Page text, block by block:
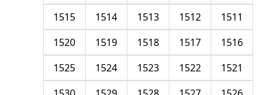
1511
1512
1513
1514
1515
1516
1517
1518
1519
1520
1521
1522
1523
1524
1525